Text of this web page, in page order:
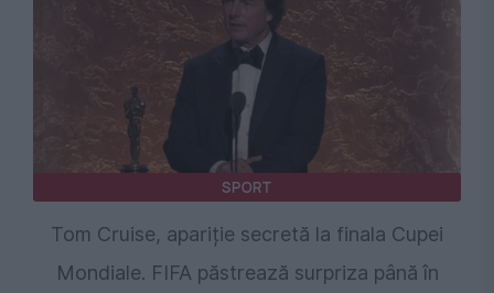
SPORT
Tom Cruise, apariție secretă la finala Cupei
Mondiale. FIFA păstrează surpriza până în